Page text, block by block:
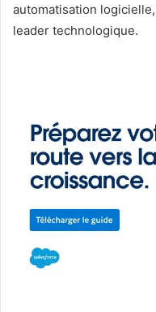
automatisation
leader technologique.